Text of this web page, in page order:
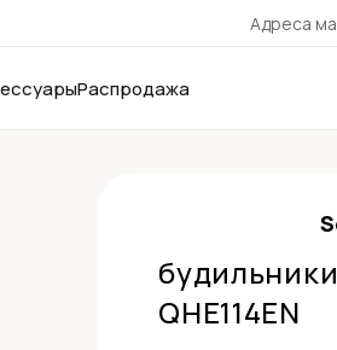
Адреса
Распродажа
QHE114EN